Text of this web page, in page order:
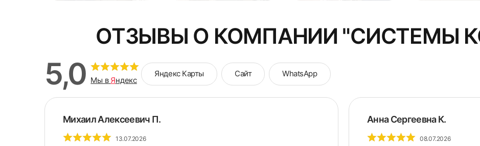
ОТЗЫВЫ О КОМПАНИИ "СИСТЕМЫ
5,0 Мы в Яндекс
Яндекс Карты Сайт WhatsApp
Михаил Алексеевич П.
13.07.2026
Анна Сергеевна К.
08.07.2026